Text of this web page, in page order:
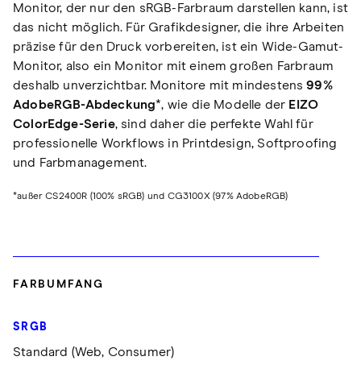
Monitor, der nur den sRGB-Farbraum darstellen kann, ist
das nicht möglich. Für Grafikdesigner, die ihre Arbeiten
präzise für den Druck vorbereiten, ist ein Wide-Gamut-
Monitor, also ein Monitor mit einem großen Farbraum
deshalb unverzichtbar. Monitore mit mindestens99 %
AdobeRGB-Abdeckung*, wie die Modelle der EIZO
ColorEdge-Serie, sind daher die perfekte Wahl für
professionelle Workflows in Printdesign, Softproofing
und Farbmanagement.
*außer CS2400R (100% sRGB) und CG3100X (97% AdobeRGB)
FARBUMFANG
Standard (Web, Consumer)